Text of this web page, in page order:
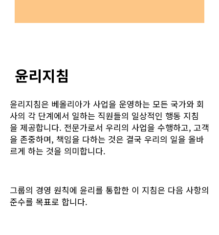
윤리지침
윤리지침은 베올리아가 사업을 운영하는 모든 국가와 회
사의 각 단계에서 일하는 직원들의 일상적인 행동 지침
을 제공합니다. 전문가로서 우리의 사업을 수행하고, 고객
을 존중하며, 책임을 다하는 것은 결국 우리의 일을 올바
르게 하는 것을 의미합니다.
그룹의 경영 원칙에 윤리를 통합한 이 지침은 다음 사항의
준수를 목표로 합니다.